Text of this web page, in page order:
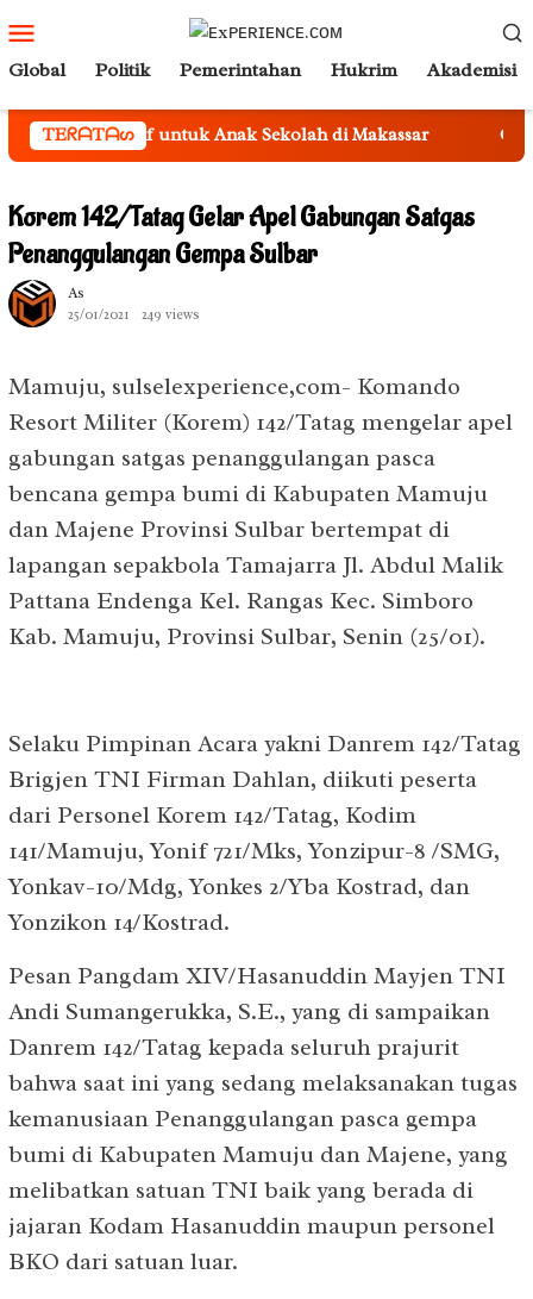
ke
kontenMobile
Global Politik Pemerintahan Hukrim Akademisi
TEᖇᗩTᗩᔕ
untuk Anak Sekolah di Makassar Gubernur
Korem 142/Tatag Gelar Apel Gabungan Satgas
Penanggulangan Gempa Sulbar
As
25/01/2021
249 views
Mamuju, sulselexperience,com- Komando
Resort Militer (Korem) 142/Tatag mengelar apel
gabungan satgas penanggulangan pasca
bencana gempa bumi di Kabupaten Mamuju
dan Majene Provinsi Sulbar bertempat di
lapangan sepakbola Tamajarra Jl. Abdul Malik
Pattana Endenga Kel. Rangas Kec. Simboro
Kab. Mamuju, Provinsi Sulbar, Senin (25/01).
Selaku Pimpinan Acara yakni Danrem 142/Tatag
Brigjen TNI Firman Dahlan, diikuti peserta
dari Personel Korem 142/Tatag, Kodim
141/Mamuju, Yonif 721/Mks, Yonzipur-8 /SMG,
Yonkav-10/Mdg, Yonkes 2/Yba Kostrad, dan
Yonzikon 14/Kostrad.
Pesan Pangdam XIV/Hasanuddin Mayjen TNI
Andi Sumangerukka, S.E., yang di sampaikan
Danrem 142/Tatag kepada seluruh prajurit
bahwa saat ini yang sedang melaksanakan tugas
kemanusiaan Penanggulangan pasca gempa
bumi di Kabupaten Mamuju dan Majene, yang
melibatkan satuan TNI baik yang berada di
jajaran Kodam Hasanuddin maupun personel
BKO dari satuan luar.